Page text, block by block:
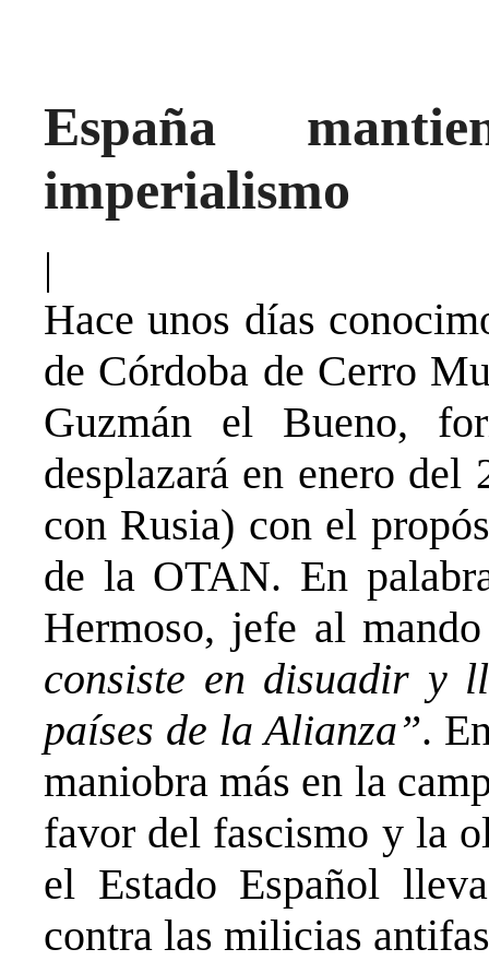
España
imperialismo
|
Hace unos días
de Córdoba de Cerro
Guzmán el Bueno,
desplazará en enero
con Rusia) con el
de la OTAN. En
Hermoso, jefe al
consiste en disuadir y
países de la Alianza”.
maniobra más en la
favor del fascismo y la
el Estado Español
contra las milicias